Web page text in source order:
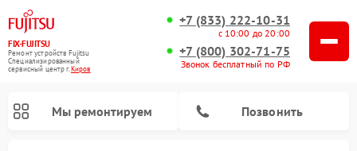
FIX-FUJITSU
Ремонт устройств Fujitsu
Специализированный
cервисный центр г.Киров
+7 (833) 222-10-31
с 10:00 до 20:00
+7 (800) 302-71-75
Звонок бесплатный по РФ
Мы ремонтируем Позвонить